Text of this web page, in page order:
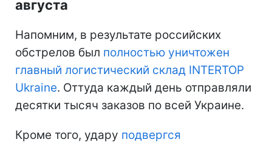
августа
Напомним, в результате российских
обстрелов был полностью уничтожен
главный логистический склад INTERTOP
Ukraine. Оттуда каждый день отправляли
десятки тысяч заказов по всей Украине.
Кроме того, удару подвергся